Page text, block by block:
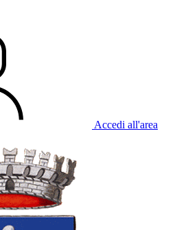
Accedi all'area